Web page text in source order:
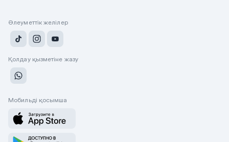
Әлеуметтік желілер
Қолдау қызметіне жазу
Мобильді қосымша